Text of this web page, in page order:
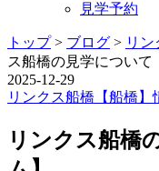
見学予約
トップ> ブログ > リン
ス船橋の見学について
2025-12-29
リンクス船橋 【船橋】
リンクス船橋